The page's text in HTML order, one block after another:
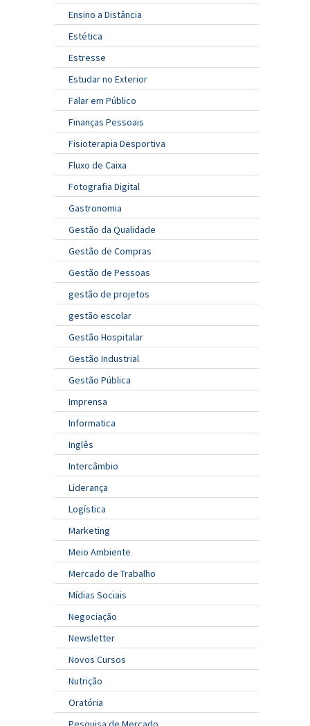
Ensino a Distância
Estética
Estresse
Estudar no Exterior
Falar em Público
Finanças Pessoais
Fisioterapia Desportiva
Fluxo de Caixa
Fotografia Digital
Gastronomia
Gestão da Qualidade
Gestão de Compras
Gestão de Pessoas
gestão de projetos
gestão escolar
Gestão Hospitalar
Gestão Industrial
Gestão Pública
Imprensa
Informatica
Inglês
Intercâmbio
Liderança
Logística
Marketing
Meio Ambiente
Mercado de Trabalho
Mídias Sociais
Negociação
Newsletter
Novos Cursos
Nutrição
Oratória